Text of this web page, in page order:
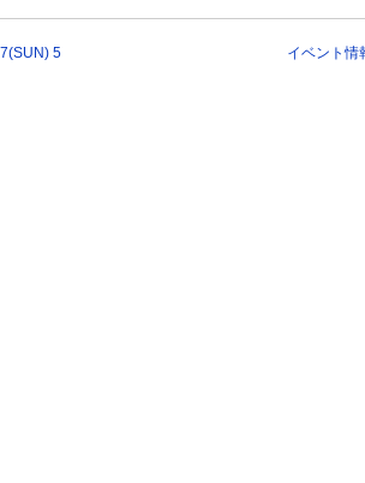
5 イベント情